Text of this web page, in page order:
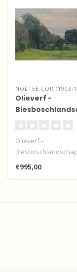
NOLTEE COR (1903-
Olieverf -
Olieverf -
koeien
€995,00